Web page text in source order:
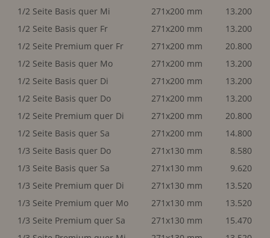
1/2 Seite Basis quer Mi
271x200 mm
13.200
1/2 Seite Basis quer Fr
271x200 mm
13.200
1/2 Seite Premium quer Fr
271x200 mm
20.800
1/2 Seite Basis quer Mo
271x200 mm
13.200
1/2 Seite Basis quer Di
271x200 mm
13.200
1/2 Seite Basis quer Do
271x200 mm
13.200
1/2 Seite Premium quer Di
271x200 mm
20.800
1/2 Seite Basis quer Sa
271x200 mm
14.800
1/3 Seite Basis quer Do
271x130 mm
8.580
1/3 Seite Basis quer Sa
271x130 mm
9.620
1/3 Seite Premium quer Di
271x130 mm
13.520
1/3 Seite Premium quer Mo
271x130 mm
13.520
1/3 Seite Premium quer Sa
271x130 mm
15.470